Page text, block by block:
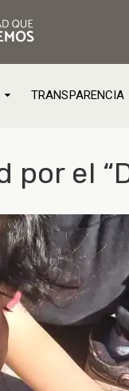
TRANSPARENCIA
por el